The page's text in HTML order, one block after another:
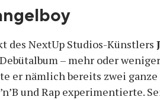
des NextUp Studios-Künstlers
– mehr oder
er nämlich bereits zwei
und Rap experimentierte.